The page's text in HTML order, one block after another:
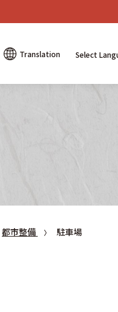
Translation
Select
都市整備 駐車場